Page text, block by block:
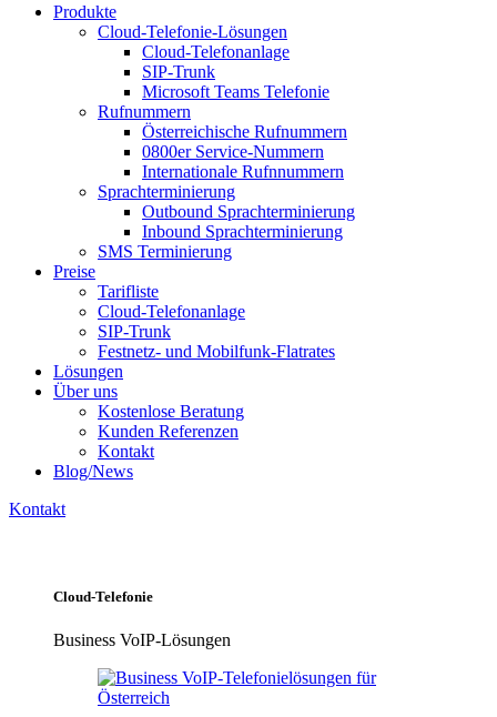
Produkte
Cloud-Telefonie-Lösungen
Cloud-Telefonanlage
SIP-Trunk
Microsoft Teams Telefonie
Rufnummern
Österreichische Rufnummern
0800er Service-Nummern
Internationale Rufnnummern
Sprachterminierung
Outbound Sprachterminierung
Inbound Sprachterminierung
SMS Terminierung
Preise
Tarifliste
Cloud-Telefonanlage
SIP-Trunk
Festnetz- und Mobilfunk-Flatrates
Lösungen
Über uns
Kostenlose Beratung
Kunden Referenzen
Kontakt
Blog/News
Kontakt
Cloud-Telefonie
Business VoIP-Lösungen